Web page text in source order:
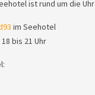
ist rund um die
im Seehotel
bis 21 Uhr